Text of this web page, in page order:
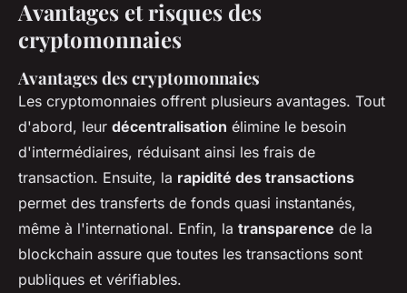
Avantages et risques des
cryptomonnaies
Avantages des cryptomonnaies
Les cryptomonnaies offrent plusieurs avantages. Tout
d'abord, leur décentralisation élimine le besoin
d'intermédiaires, réduisant ainsi les frais de
transaction. Ensuite, la rapidité des transactions
permet des transferts de fonds quasi instantanés,
même à l'international. Enfin, la transparence de la
blockchain assure que toutes les transactions sont
publiques et vérifiables.